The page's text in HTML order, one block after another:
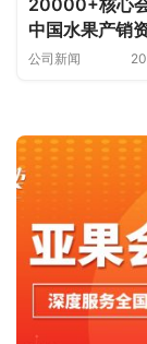
中国水果产销
水果生意不苦
公司新闻